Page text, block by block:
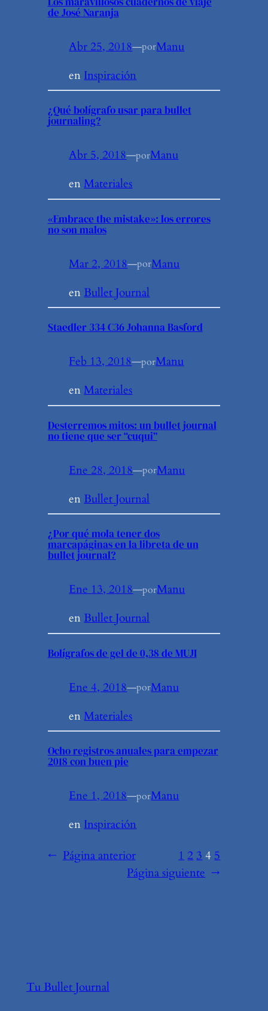
de José Naranja
Abr 25, 2018—porManu
en Inspiración
¿Qué bolígrafo usar para bullet
journaling?
Abr 5, 2018—porManu
enMateriales
«Embrace the mistake»: los errores
no son malos
Mar 2, 2018—porManu
enBullet Journal
Staedler 334 C36 Johanna Basford
Feb 13, 2018—porManu
enMateriales
Desterremos mitos: un bullet journal
no tiene que ser “cuqui”
Ene 28, 2018—porManu
enBullet Journal
¿Por qué mola tener dos
marcapáginas en la libreta de un
bullet journal?
Ene 13, 2018—porManu
enBullet Journal
Bolígrafos de gel de 0,38 de MUJI
Ene 4, 2018—porManu
enMateriales
Ocho registros anuales para empezar
2018 con buen pie
Ene 1, 2018—porManu
enInspiración
← Página anterior 1 2 3 4 5
Página siguiente →
Tu Bullet Journal